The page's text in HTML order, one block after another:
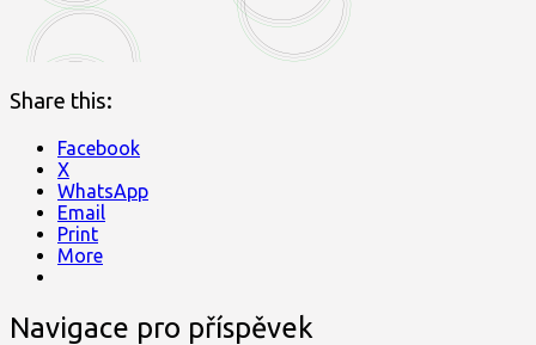
Share this:
Facebook
X
WhatsApp
Email
Print
More
Navigace pro příspěvek